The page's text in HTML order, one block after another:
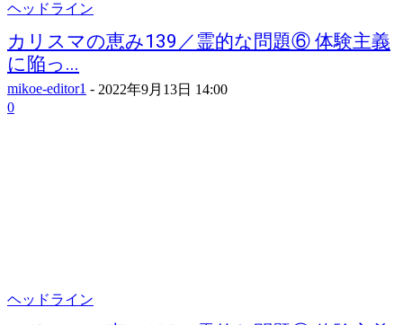
ヘッドライン
カリスマの恵み139／霊的な問題⑥ 体験主義
に陥っ...
mikoe-editor1 - 2022年9月13日 14:00
0
ヘッドライン